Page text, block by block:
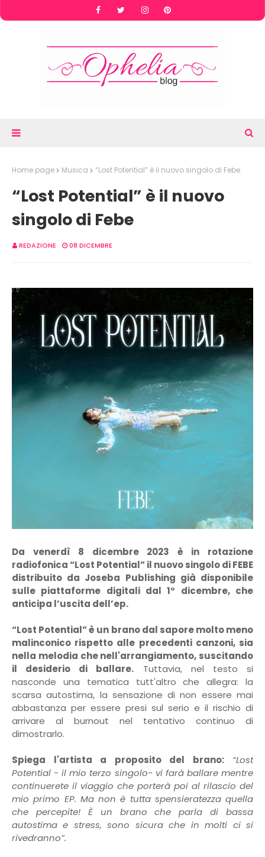
Home page Musica “Lost Potential” è il nuovo singolo di Febe
“Lost Potential” è il nuovo
singolo di Febe
REDAZIONE 08 DICEMBRE
Da venerdì 8 dicembre 2023 è in rotazione
radiofonica “Lost Potential” il nuovo singolo di FEBE
distribuito da Joseba Publishing già disponibile
sulle piattaforme digitali dal 1° dicembre, che
anticipa l’uscita dell’ep.
“Lost Potential” è un brano dal sapore molto meno
malinconico rispetto alle precedenti canzoni, sia
nella melodia che nell'arrangiamento, suscitando
il desiderio di ballare. Tuttavia, nel testo si
nasconde una tematica tutt'altro che allegra: la
scarsa autostima, la sensazione di non essere mai
abbastanza per essere presi sul serio e il rischio di
arrivare al burnout nel tentativo continuo di
dimostrarlo.
Spiega l'artista a proposito del brano:
“Lost
Potential - il mio terzo singolo- vi farà ballare mentre
continuerete il viaggio che porterà poi al rilascio del
mio primo EP. Ma non è tutta spensieratezza quella
che percepite! È un brano che parla di bassa
autostima e stress, sono sicura che in molti ci si
rivedranno”.